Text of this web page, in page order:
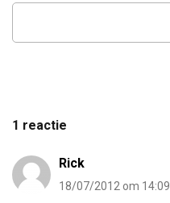
1 reactie
Rick
18/07/2012 om 14:09